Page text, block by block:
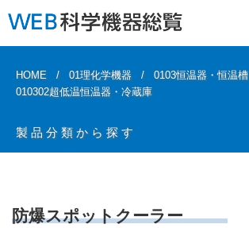
HOME 01理化学機器
0103恒温器・恒温槽
010302超低温恒温器・冷蔵庫
製品分類から探す
防爆スポットクーラー